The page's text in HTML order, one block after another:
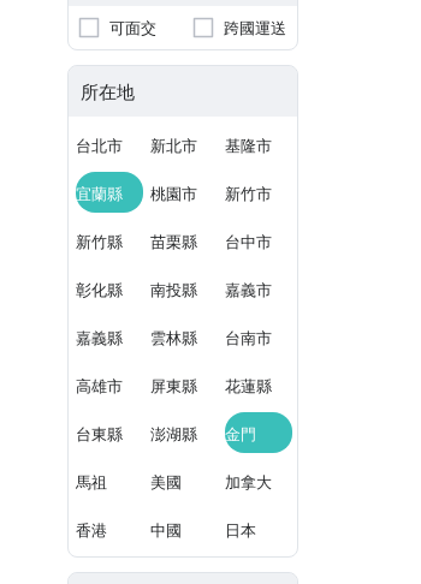
可面交 跨國運送
所在地
台北市 新北市 基隆市
宜蘭縣 桃園市 新竹市
新竹縣 苗栗縣 台中市
彰化縣 南投縣 嘉義市
嘉義縣 雲林縣 台南市
高雄市 屏東縣 花蓮縣
台東縣 澎湖縣 金門
馬祖 美國 加拿大
香港 中國 日本